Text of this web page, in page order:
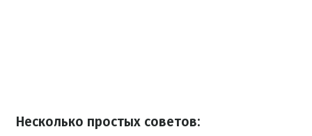
Несколько простых советов: